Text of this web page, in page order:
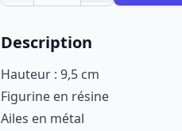
Description
Hauteur : 9,5 cm
Figurine en résine
Ailes en métal